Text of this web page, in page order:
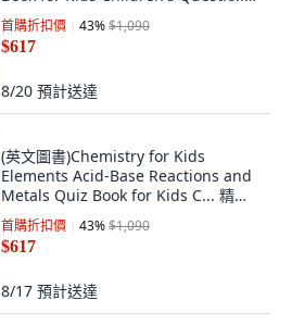
精裝版, Dot Edu, 英文
首購折扣價 43%$1,090
$617
8/20 預計送達
(英文圖書)Chemistry for Kids
Elements Acid-Base Reactions and
Metals Quiz Book for Kids C... 精裝
版, Dot Edu, 英文
首購折扣價 43%$1,090
$617
8/17 預計送達